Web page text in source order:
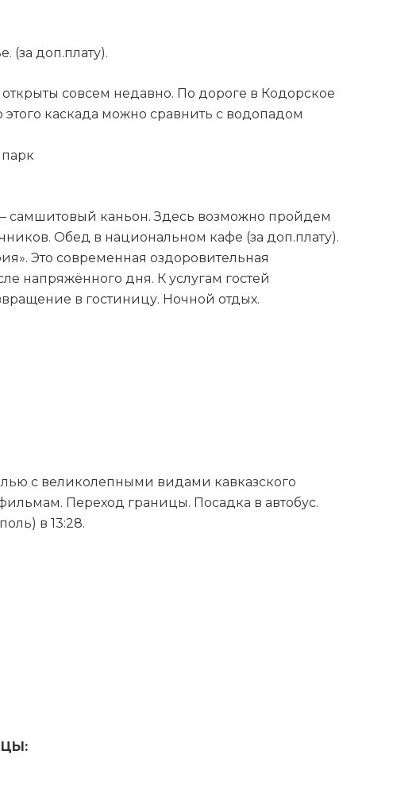
доп.плату).
совсем недавно. По дороге в Кодорское
каскада можно сравнить с водопадом
самшитовый каньон. Здесь возможно пройдем
Обед в национальном кафе (за доп.плату).
Это современная оздоровительная
напряжённого дня. К услугам гостей
в гостиницу. Ночной отдых.
с великолепными видами кавказского
Переход границы. Посадка в автобус.
в 13:28.